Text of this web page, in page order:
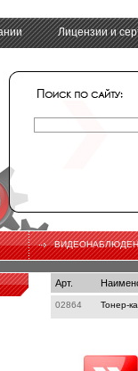
Лицензии и
Арт.
02864 Тонер-